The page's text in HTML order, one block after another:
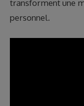
transforment une
personnel.